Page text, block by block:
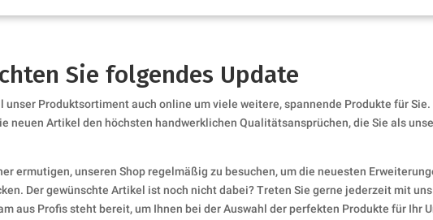
Sie folgendes Update
unser Produktsortiment auch online um viele weitere, spannende Produkte für
neuen Artikel den höchsten handwerklichen Qualitätsansprüchen, die Sie als
ermutigen, unseren Shop regelmäßig zu besuchen, um die neuesten
Der gewünschte Artikel ist noch nicht dabei? Treten Sie gerne jederzeit mit
aus Profis steht bereit, um Ihnen bei der Auswahl der perfekten Produkte für Ihr